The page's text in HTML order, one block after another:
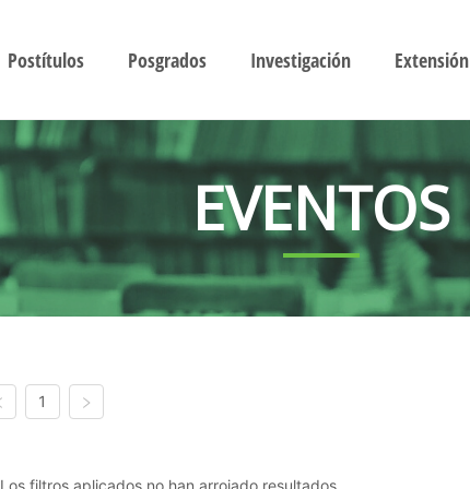
Postítulos Posgrados Investigación Extensión
EVENTOS
1
Los filtros aplicados no han arrojado resultados